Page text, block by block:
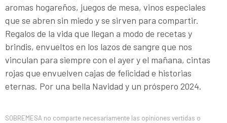
aromas hogareños, juegos de mesa, vinos especiales
que se abren sin miedo y se sirven para compartir.
Regalos de la vida que llegan a modo de recetas y
brindis, envueltos en los lazos de sangre que nos
vinculan para siempre con el ayer y el mañana, cintas
rojas que envuelven cajas de felicidad e historias
eternas. Por una bella Navidad y un próspero 2024.
SOBREMESA no comparte necesariamente las opiniones vertidas o